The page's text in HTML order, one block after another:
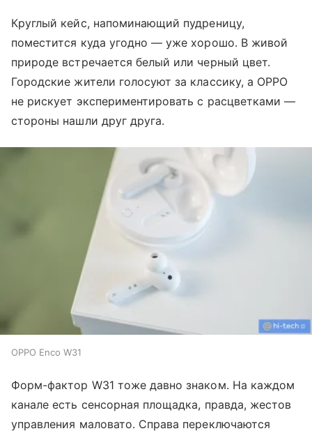
Круглый кейс, напоминающий пудреницу,
поместится куда угодно — уже хорошо. В живой
природе встречается белый или черный цвет.
Городские жители голосуют за классику, а OPPO
не рискует экспериментировать с расцветками —
стороны нашли друг друга.
OPPO Enco W31
Форм-фактор W31 тоже давно знаком. На каждом
канале есть сенсорная площадка, правда, жестов
управления маловато. Справа переключаются